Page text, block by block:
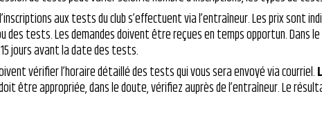
aux tests du club s’effectuent via l’entraîneur. Les prix sont
des tests. Les demandes doivent être reçues en temps opportun. Dans
jours avant la date des tests.
vérifier l’horaire détaillé des tests qui vous sera envoyé via courriel.
être appropriée, dans le doute, vérifiez auprès de l’entraîneur. Le